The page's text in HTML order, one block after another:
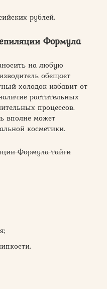
рублей.
Формула
на любую
обещает
холодок избавит от
растительных
процессов.
вполне может
косметики.
Формула тайги